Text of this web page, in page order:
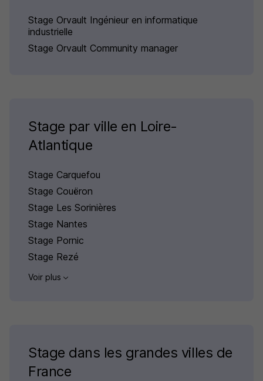
Stage Orvault Ingénieur en informatique
industrielle
Stage Orvault Community manager
Stage par ville en Loire-
Atlantique
Stage Carquefou
Stage Couëron
Stage Les Sorinières
Stage Nantes
Stage Pornic
Stage Rezé
Voir plus
Stage dans les grandes villes de
France